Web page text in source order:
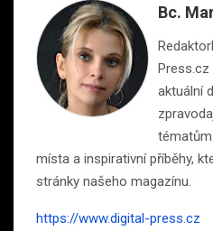
Bc.
aktuální
místa a inspirativní příběhy,
stránky našeho magazínu.
https://www.digital-press.cz